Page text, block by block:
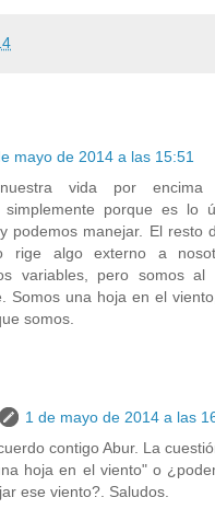
mayo de 2014 a las 15:51
nuestra vida por encima
simplemente porque es lo
podemos manejar. El resto
rige algo externo a
variables, pero somos al
Somos una hoja en el
somos.
1 de mayo de 2014 a las
contigo Abur. La
hoja en el viento" o
ese viento?. Saludos.